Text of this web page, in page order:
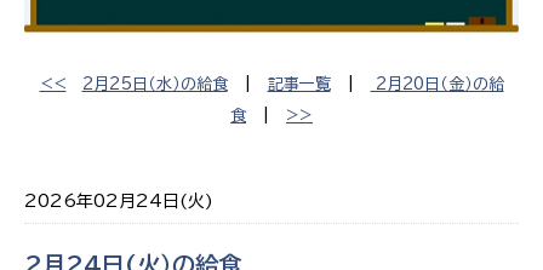
<< 2月25日（水）の給食| 記事一覧|
2月20日（金）の給
食
>>
2026年02月24日(火)
2月24日(火）の給食